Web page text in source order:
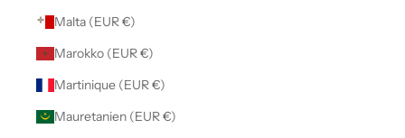
Malta (EUR €)
Marokko (EUR €)
Martinique (EUR €)
Mauretanien (EUR €)